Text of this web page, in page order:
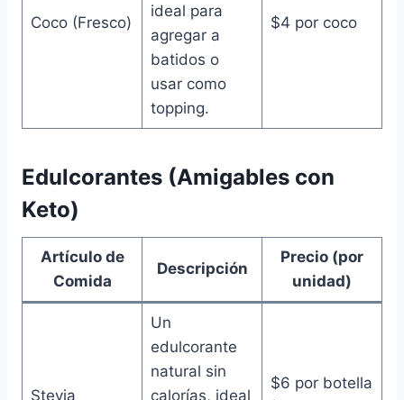
Coco (Fresco)
ideal para
agregar a
batidos o
usar como
topping.
$4 por coco
Edulcorantes (Amigables con
Keto)
Artículo de
Comida
Descripción
Precio (por
unidad)
Stevia
Un
edulcorante
natural sin
calorías, ideal
$6 por botella